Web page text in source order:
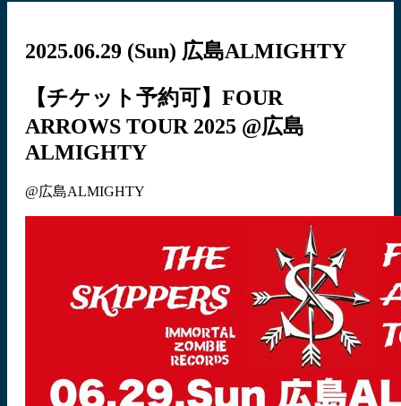
2025.06.29 (Sun) 広島ALMIGHTY
【チケット予約可】FOUR
ARROWS TOUR 2025 @広島
ALMIGHTY
@広島ALMIGHTY